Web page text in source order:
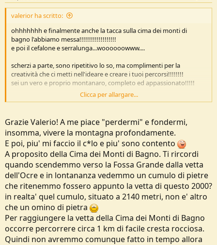
:
valerior ha scritto:
ohhhhhhh e finalmente anche la tacca sulla cima dei monti di
bagno l'abbiamo messa!!!!!!!!!!!!!!!!!!!
e poi il cefalone e serralunga...woooooowww....
scherzi a parte, sono ripetitivo lo so, ma complimenti per la
creatività che ci metti nell'ideare e creare i tuoi percorsi!!!!!!!!
sei un vero e proprio montanaro, completo ed appassionato!!!!!
come spesso ti scrivo, alex, chapeau......
Clicca per allargare...
Grazie Valerio! A me piace "perdermi" e fondermi,
insomma, vivere la montagna profondamente.
E poi, piu' mi faccio il c*lo e piu' sono contento
A proposito della Cima dei Monti di Bagno. Ti rircordi
quando scendemmo verso la Fossa Grande dalla vetta
dell'Ocre e in lontananza vedemmo un cumulo di pietre
che ritenemmo fossero appunto la vetta di questo 2000?
in realta' quel cumulo, situato a 2140 metri, non e' altro
che un omino di pietra
Per raggiungere la vetta della Cima dei Monti di Bagno
occorre percorrere circa 1 km di facile cresta rocciosa.
Quindi non avremmo comunque fatto in tempo allora